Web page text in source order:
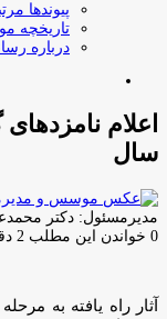
پیوندها
تاریخچه
درباره
اعلام
سال
مدیرمسئول: دکتر
0 خواندن این مطلب 2 دقیقه زمان میبرد
آثار راه یافته به